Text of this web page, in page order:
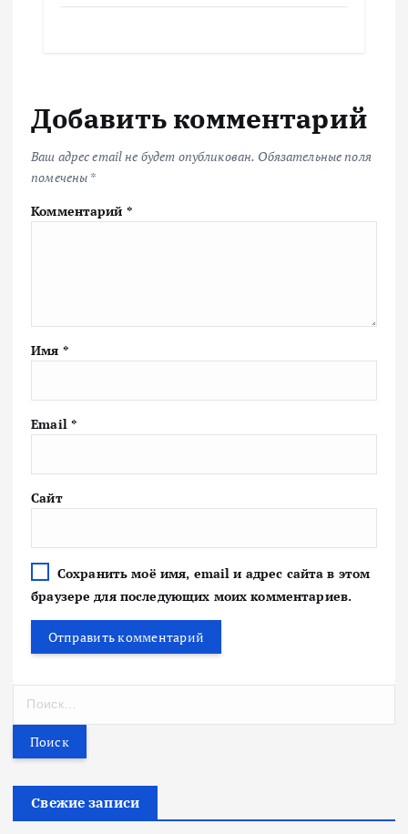
Добавить комментарий
Ваш адрес email не будет опубликован. Обязательные поля
помечены *
Комментарий *
Имя *
Email *
Сайт
Сохранить моё имя, email и адрес сайта в этом
браузере для последующих моих комментариев.
т
Свежие записи